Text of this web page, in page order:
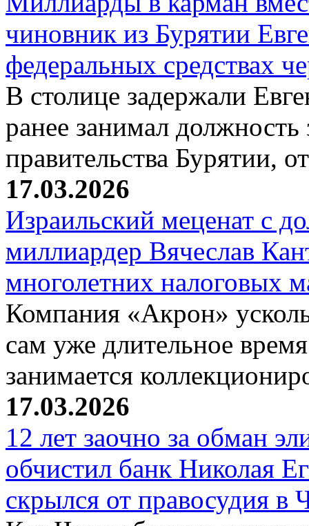
чиновник из Бурятии
федеральных средствах
В столице задержали
ранее занимал должность
правительства Бурятии,
17.03.2026
Израильский меценат с
миллиардер Вячеслав
многолетних налоговых
Компания «Акрон»
сам уже длительное
занимается
17.03.2026
12 лет заочно за обман
обчистил банк Николая
скрылся от правосудия в